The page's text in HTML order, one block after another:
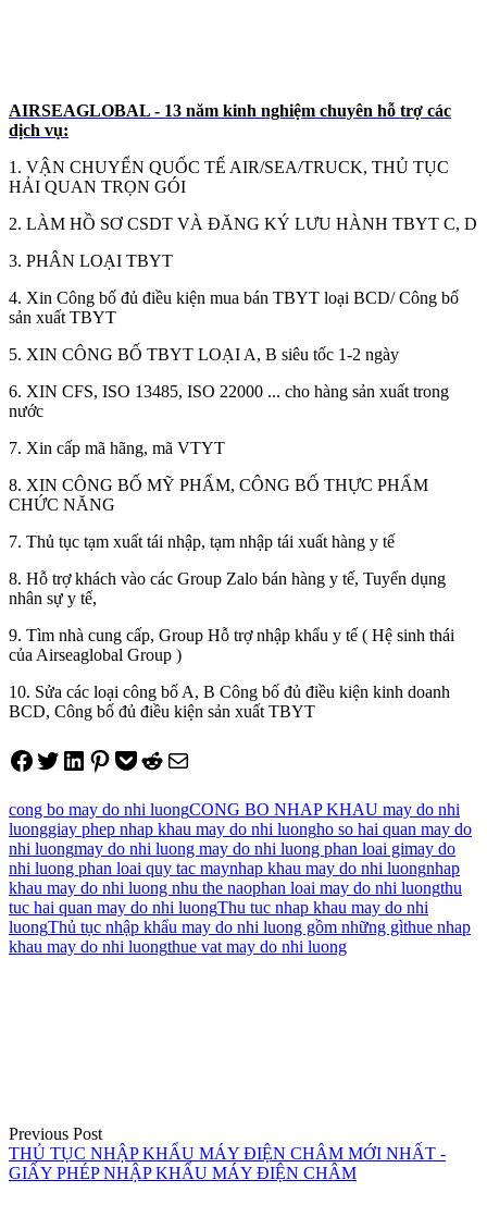
AIRSEAGLOBAL - 13 năm kinh nghiệm chuyên hỗ trợ các
dịch vụ:
1. VẬN CHUYỂN QUỐC TẾ AIR/SEA/TRUCK, THỦ TỤC
HẢI QUAN TRỌN GÓI
2. LÀM HỒ SƠ CSDT VÀ ĐĂNG KÝ LƯU HÀNH TBYT C, D
3. PHÂN LOẠI TBYT
4. Xin Công bố đủ điều kiện mua bán TBYT loại BCD/ Công bố
sản xuất TBYT
5. XIN CÔNG BỐ TBYT LOẠI A, B siêu tốc 1-2 ngày
6. XIN CFS, ISO 13485, ISO 22000 ... cho hàng sản xuất trong
nước
7. Xin cấp mã hãng, mã VTYT
8. XIN CÔNG BỐ MỸ PHẨM, CÔNG BỐ THỰC PHẨM
CHỨC NĂNG
7. Thủ tục tạm xuất tái nhập, tạm nhập tái xuất hàng y tế
8. Hỗ trợ khách vào các Group Zalo bán hàng y tế, Tuyển dụng
nhân sự y tế,
9. Tìm nhà cung cấp, Group Hỗ trợ nhập khẩu y tế ( Hệ sinh thái
của Airseaglobal Group )
10. Sửa các loại công bố A, B Công bố đủ điều kiện kinh doanh
BCD, Công bố đủ điều kiện sản xuất TBYT
Share on Facebook
Tweet on Twitter
Share on LinkedIn
Pin on Pinterest
Save to pocket
Share on Reddit
Share via Email
cong bo may do nhi luongCONG BO NHAP KHAU may do nhi
luonggiay phep nhap khau may do nhi luongho so hai quan may do
nhi luongmay do nhi luong may do nhi luong phan loai gimay do
nhi luong phan loai quy tac maynhap khau may do nhi luongnhap
khau may do nhi luong nhu the naophan loai may do nhi luongthu
tuc hai quan may do nhi luongThu tuc nhap khau may do nhi
luongThủ tục nhập khẩu may do nhi luong gồm những gìthue nhap
khau may do nhi luongthue vat may do nhi luong
Previous Post
THỦ TỤC NHẬP KHẨU MÁY ĐIỆN CHÂM MỚI NHẤT -
GIẤY PHÉP NHẬP KHẨU MÁY ĐIỆN CHÂM